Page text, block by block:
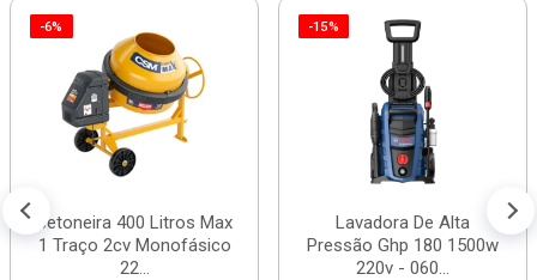
-6%
Betoneira 400 Litros Max
1 Traço 2cv Monofásico
22...
-15%
Lavadora De Alta
Pressão Ghp 180 1500w
220v - 060...